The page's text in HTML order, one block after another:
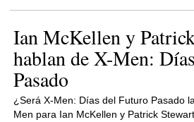
Ian McKellen y
hablan de X-Men:
Pasado
¿Será X-Men: Días del Futuro Pasado
Men para Ian McKellen y Patrick